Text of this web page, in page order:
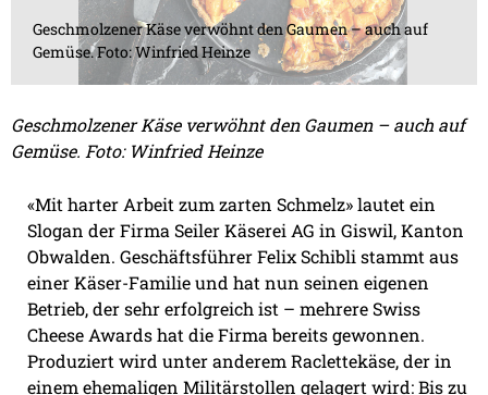
Geschmolzener Käse verwöhnt den Gaumen – auch auf
Gemüse. Foto: Winfried Heinze
Geschmolzener Käse verwöhnt den Gaumen – auch auf
Gemüse. Foto: Winfried Heinze
«Mit harter Arbeit zum zarten Schmelz» lautet ein
Slogan der Firma Seiler Käserei AG in Giswil, Kanton
Obwalden. Geschäftsführer Felix Schibli stammt aus
einer Käser-Familie und hat nun seinen eigenen
Betrieb, der sehr erfolgreich ist – mehrere Swiss
Cheese Awards hat die Firma bereits gewonnen.
Produziert wird unter anderem Raclettekäse, der in
einem ehemaligen Militärstollen gelagert wird: Bis zu